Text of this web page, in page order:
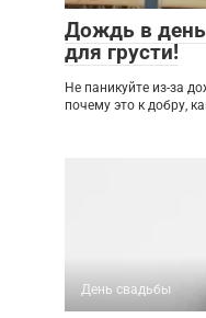
Дождь в
для грусти!
Не паникуйте из-за
почему это к добру,
День свадьбы